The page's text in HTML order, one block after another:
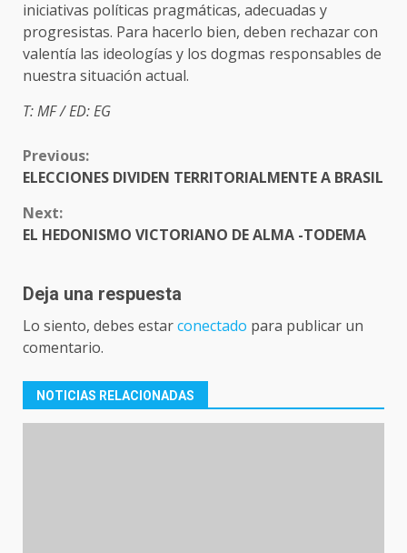
iniciativas políticas pragmáticas, adecuadas y
progresistas. Para hacerlo bien, deben rechazar con
valentía las ideologías y los dogmas responsables de
nuestra situación actual.
T: MF / ED: EG
CONTINUE
READING
Previous:
ELECCIONES DIVIDEN TERRITORIALMENTE A BRASIL
Next:
EL HEDONISMO VICTORIANO DE ALMA -TODEMA
Deja una respuesta
Lo siento, debes estarconectado para publicar un
comentario.
NOTICIAS RELACIONADAS